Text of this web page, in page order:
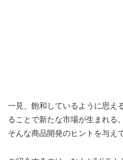
一見、飽和しているように思え
ることで新たな市場が生まれる。
そんな商品開発のヒントを与え